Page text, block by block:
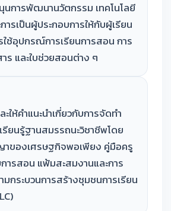
การพัฒนานวัตกรรม เทคโนโลยี
ารเป็นผู้ประกอบการให้กับผู้เรียน
ใช้อุปกรณ์การเรียนการสอน การ
ร และใบช่วยสอนต่าง ๆ
ให้คำแนะนำเกี่ยวกับการจัดทำ
ยนรู้ฐานสมรรถนะวิชาชีพโดย
ของเศรษฐกิจพอเพียง คู่มือครู
ารสอน แฟ้มสะสมงานและการ
กระบวนการสร้างชุมชนการเรียน